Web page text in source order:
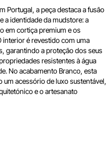
Portugal, a peça destaca a fusão
a identidade da mudstore: a
em cortiça premium e os
interior é revestido com uma
garantindo a proteção dos seus
resistentes à água
No acabamento Branco, esta
acessório de luxo sustentável,
e o artesanato